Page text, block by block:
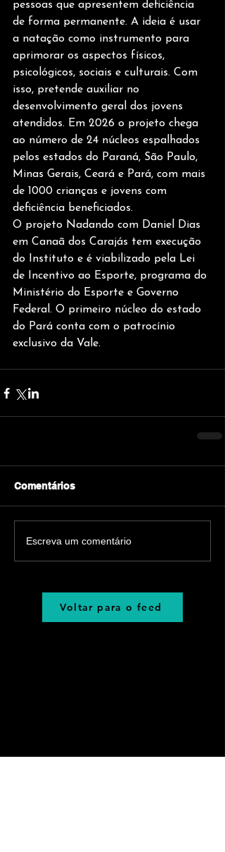
pessoas que apresentem deficiência
de forma permanente. A ideia é usar
a natação como instrumento para
aprimorar os aspectos físicos,
psicológicos, sociais e culturais. Com
isso, pretende auxiliar no
desenvolvimento geral dos jovens
atendidos. Em 2026 o projeto chega
ao número de 24 núcleos espalhados
pelos estados do Paraná, São Paulo,
Minas Gerais, Ceará e Pará, com mais
de 1000 crianças e jovens com
deficiência beneficiados.
O projeto Nadando com Daniel Dias
em Canaã dos Carajás tem execução
do Instituto e é viabilizado pela Lei
de Incentivo ao Esporte, programa do
Ministério do Esporte e Governo
Federal. O primeiro núcleo do estado
do Pará conta com o patrocínio
exclusivo da Vale.
Comentários
Escreva um comentário
Voltar para o feed